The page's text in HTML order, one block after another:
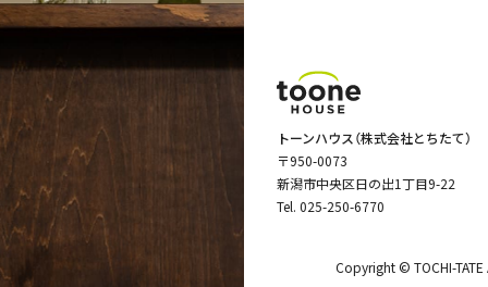
トーンハウス（株式会社とちたて）
〒950-0073
新潟市中央区日の出1丁目9-22
Tel. 025-250-6770
Copyright © TOCHI-TATE